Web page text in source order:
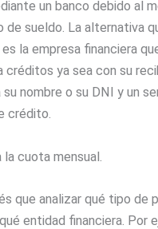
un banco debido al
de sueldo. La alternativa
la empresa financiera
créditos ya sea con su
su nombre o su DNI y un
crédito.
la cuota mensual.
que analizar qué tipo de
entidad financiera. Por